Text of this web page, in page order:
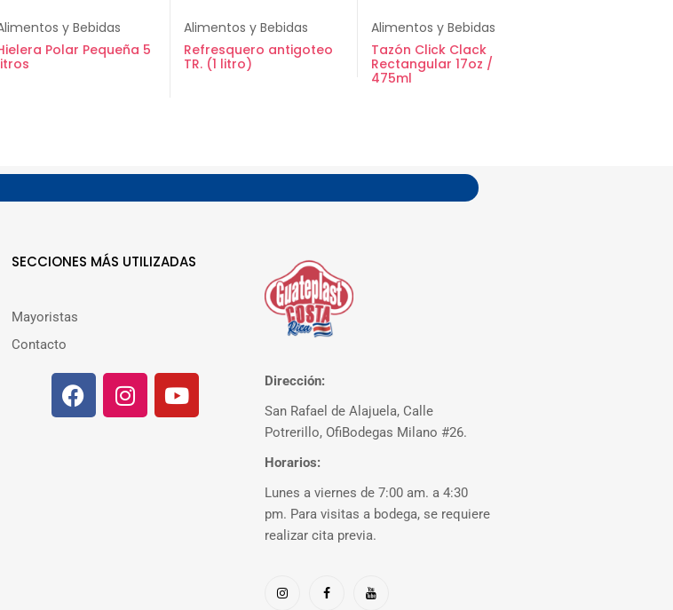
y Bebidas
Polar Pequeña 5
Alimentos y Bebidas
Refresquero antigoteo
TR. (1 litro)
Alimentos y Bebidas
Tazón Click Clack
Rectangular 17oz /
475ml
SECCIONES MÁS UTILIZADAS
Mayoristas
Contacto
Dirección:
San Rafael de Alajuela, Calle
Potrerillo, OfiBodegas Milano #26.
Horarios:
Lunes a viernes de 7:00 am. a 4:30
pm. Para visitas a bodega, se requiere
realizar cita previa.